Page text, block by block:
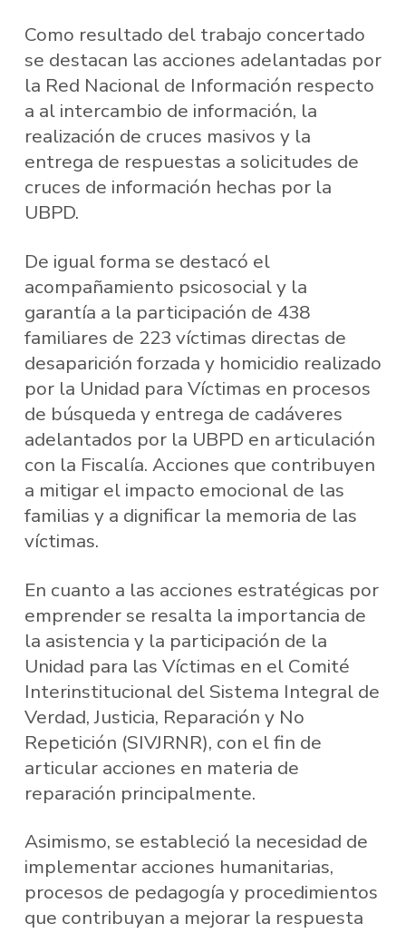
Como resultado del trabajo concertado
se destacan las acciones adelantadas por
la Red Nacional de Información respecto
a al intercambio de información, la
realización de cruces masivos y la
entrega de respuestas a solicitudes de
cruces de información hechas por la
UBPD.
De igual forma se destacó el
acompañamiento psicosocial y la
garantía a la participación de 438
familiares de 223 víctimas directas de
desaparición forzada y homicidio realizado
por la Unidad para Víctimas en procesos
de búsqueda y entrega de cadáveres
adelantados por la UBPD en articulación
con la Fiscalía. Acciones que contribuyen
a mitigar el impacto emocional de las
familias y a dignificar la memoria de las
víctimas.
En cuanto a las acciones estratégicas por
emprender se resalta la importancia de
la asistencia y la participación de la
Unidad para las Víctimas en el Comité
Interinstitucional del Sistema Integral de
Verdad, Justicia, Reparación y No
Repetición (SIVJRNR), con el fin de
articular acciones en materia de
reparación principalmente.
Asimismo, se estableció la necesidad de
implementar acciones humanitarias,
procesos de pedagogía y procedimientos
que contribuyan a mejorar la respuesta